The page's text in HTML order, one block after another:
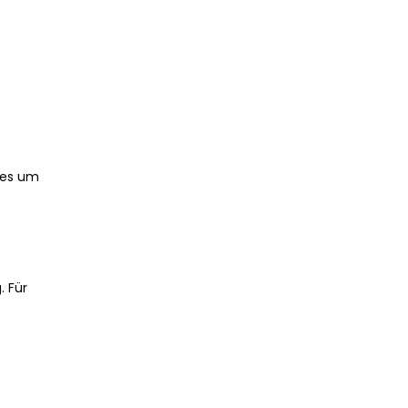
um
Für